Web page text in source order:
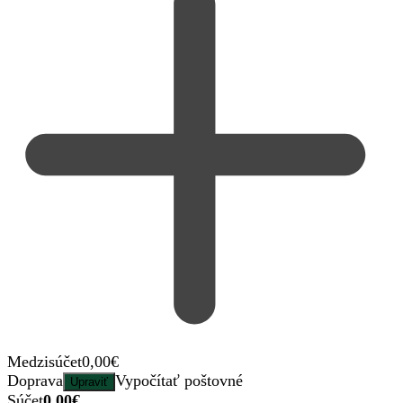
Medzisúčet0,00€
Doprava
Upraviť Vypočítať poštovné